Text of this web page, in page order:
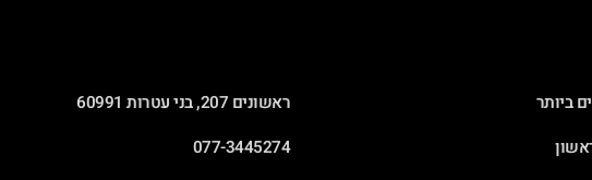
ביותר
ראשונים 207, בני עטרות 60991
077-3445274